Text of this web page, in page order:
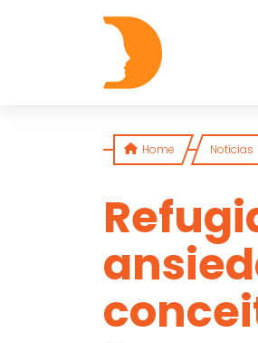
Skip to content
ARTIGO
Home Notícias